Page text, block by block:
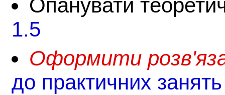
Опанувати
1.5
Оформити
до практичних занять